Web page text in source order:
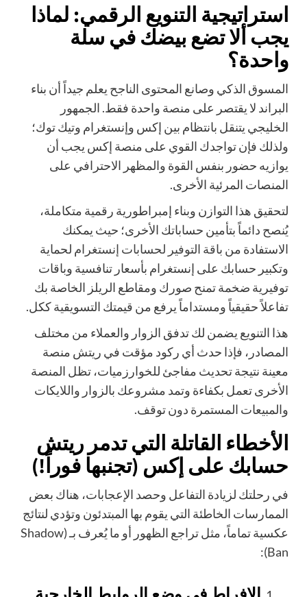
استراتيجية التنويع الرقمي: لماذا
يجب ألا تضع بيضك في سلة
واحدة؟
المسوق الذكي وصانع المحتوى الناجح يعلم جيداً أن بناء
البراند لا يقتصر على منصة واحدة فقط. الجمهور
الخليجي يتنقل بانتظام بين إكس وإنستغرام وتيك توك؛
ولذلك فإن تواجدك القوي على منصة إكس يجب أن
يوازيه حضور بنفس القوة والمظهر الاحترافي على
المنصات المرئية الأخرى.
لتحقيق هذا التوازن وبناء إمبراطورية رقمية متكاملة،
يُنصح دائماً بتأمين حساباتك الأخرى؛ حيث يمكنك
الاستفادة من باقة التوفير لحسابات إنستغرام لحماية
وتكبير حسابك على إنستغرام بأسعار تنافسية وباقات
توفيرية ضخمة تمنح صورك ومقاطع الريلز الخاصة بك
تفاعلاً حقيقياً ومستداماً يرفع من قيمتك التسويقية ككل.
هذا التنويع يضمن لك تدفق الزوار والعملاء من مختلف
المصادر، فإذا حدث أي ركود مؤقت في ريتش منصة
معينة نتيجة تحديث مفاجئ للخوارزميات، تظل المنصة
الأخرى تعمل بكفاءة وتمد مشروعك بالزوار واللايكات
والمبيعات المستمرة دون توقف.
الأخطاء القاتلة التي تدمر ريتش
حسابك على إكس (تجنبها فوراً!)
في رحلتك لزيادة التفاعل وحصد الإعجابات، هناك بعض
الممارسات الخاطئة التي يقوم بها المبتدئون وتؤدي لنتائج
عكسية تماماً، مثل تراجع الظهور أو ما يُعرف بـ (Shadow
Ban):